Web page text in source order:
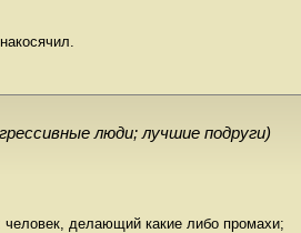
люди; лучшие подруги)
делающий какие либо промахи;